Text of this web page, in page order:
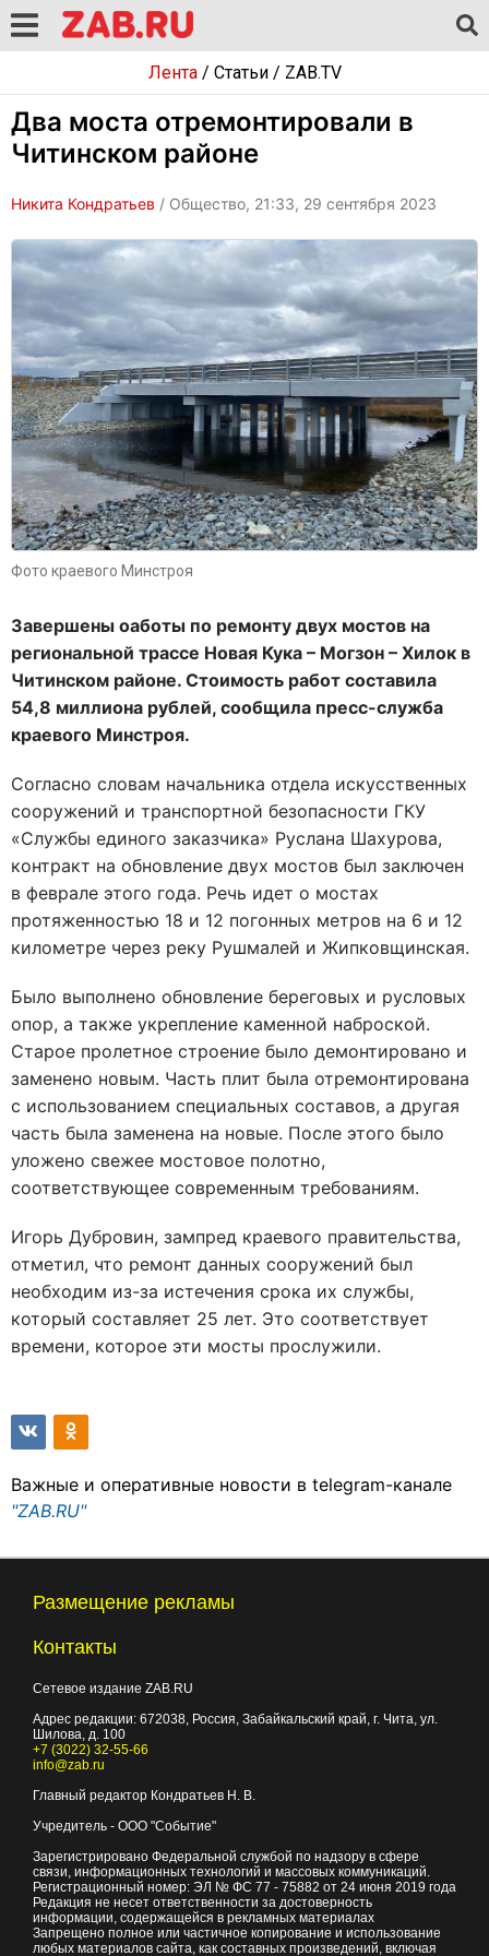
Лента/ Статьи/ ZAB.TV
Два моста отремонтировали в
Читинском районе
Никита Кондратьев / Общество, 21:33, 29 сентября 2023
Фото краевого Минстроя
Завершены оаботы по ремонту двух мостов на
региональной трассе Новая Кука – Могзон – Хилок в
Читинском районе. Стоимость работ составила
54,8 миллиона рублей, сообщила пресс-служба
краевого Минстроя.
Согласно словам начальника отдела искусственных
сооружений и транспортной безопасности ГКУ
«Службы единого заказчика» Руслана Шахурова,
контракт на обновление двух мостов был заключен
в феврале этого года. Речь идет о мостах
протяженностью 18 и 12 погонных метров на 6 и 12
километре через реку Рушмалей и Жипковщинская.
Было выполнено обновление береговых и русловых
опор, а также укрепление каменной наброской.
Старое пролетное строение было демонтировано и
заменено новым. Часть плит была отремонтирована
с использованием специальных составов, а другая
часть была заменена на новые. После этого было
уложено свежее мостовое полотно,
соответствующее современным требованиям.
Игорь Дубровин, зампред краевого правительства,
отметил, что ремонт данных сооружений был
необходим из-за истечения срока их службы,
который составляет 25 лет. Это соответствует
времени, которое эти мосты прослужили.
Важные и оперативные новости в telegram-канале
"ZAB.RU"
Размещение рекламы
Контакты
Сетевое издание ZAB.RU
Адрес редакции: 672038 , Россия, Забайкальский край, г. Чита ул.
Шилова, д. 100
+7 (3022) 32-55-66
info@zab.ru
Главный редактор Кондратьев Н. В.
Учредитель - ООО "Событие"
Зарегистрировано Федеральной службой по надзору в сфере
связи, информационных технологий и массовых коммуникаций.
Регистрационный номер: ЭЛ № ФС 77 - 75882 от 24 июня 2019 года
Редакция не несет ответственности за достоверность
информации, содержащейся в рекламных материалах
Запрещено полное или частичное копирование и использование
любых материалов сайта, как составных произведений, включая